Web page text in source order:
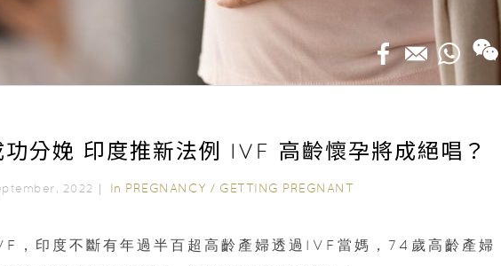
分娩 印度推新法例 IVF 高齡懷孕將成絕唱？
2022｜ In PREGNANCY / GETTING PREGNANT
，印度不斷有年過半百超高齡產婦透過IVF當媽，74歲高齡產婦